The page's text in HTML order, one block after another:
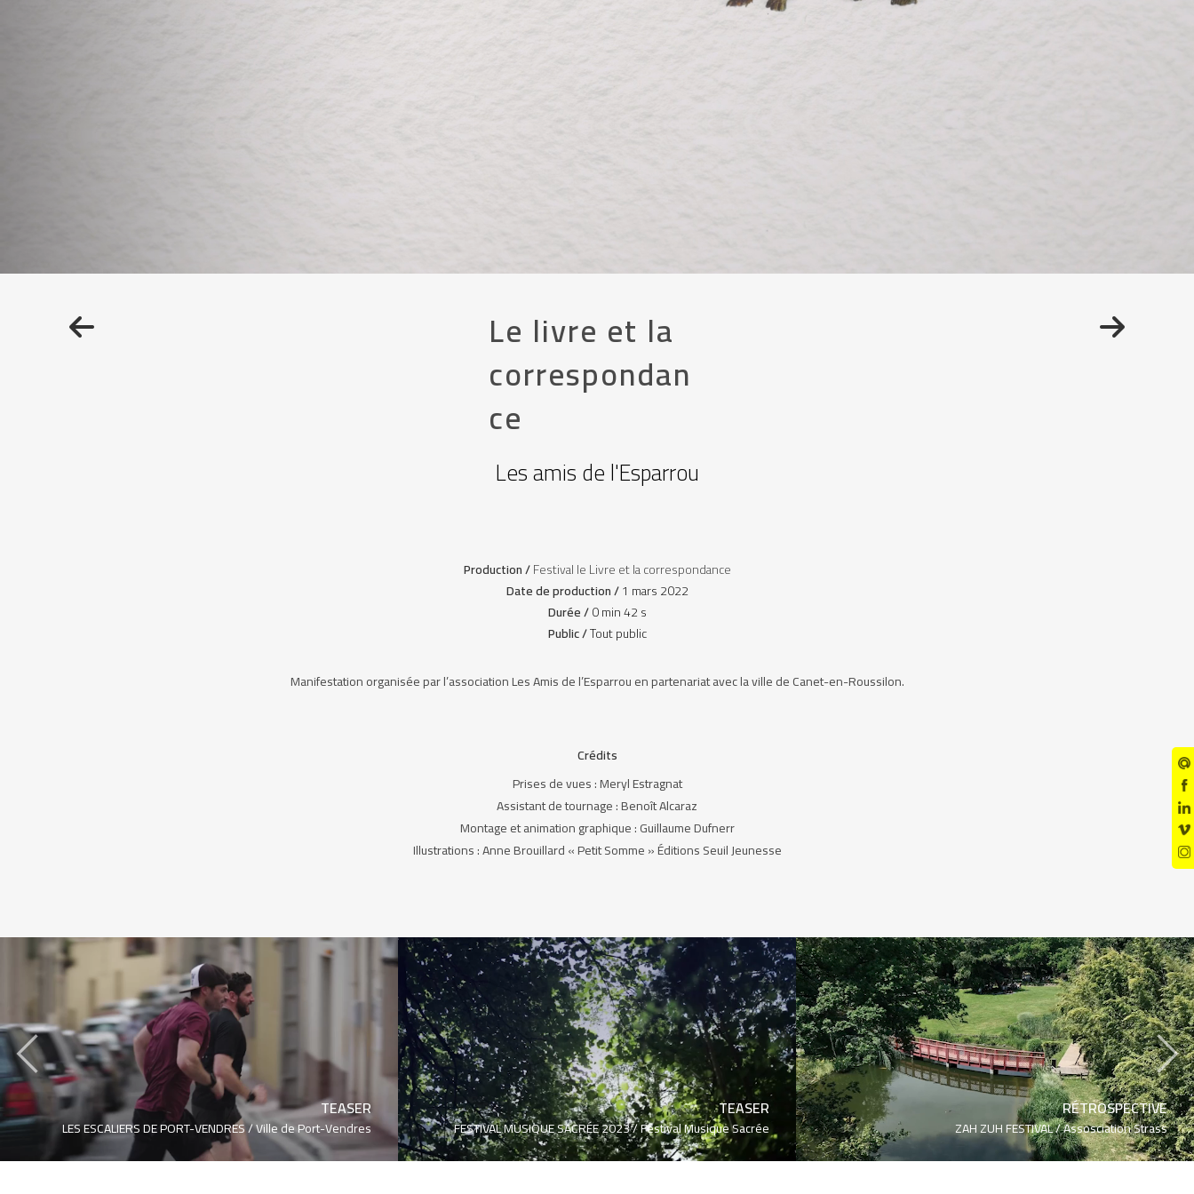
Le livre et la
correspondan
ce
Les amis de l'Esparrou
Production /Festival le Livre et la correspondance
Date de production /1 mars 2022
Durée /0 min 42 s
Public /Tout public
Manifestation organisée par l’association Les Amis de l’Esparrou en partenariat avec la ville de Canet-en-Roussilon.
Crédits
Prises de vues : Meryl Estragnat
Assistant de tournage : Benoît Alcaraz
Montage et animation graphique : Guillaume Dufnerr
Illustrations : Anne Brouillard « Petit Somme » Éditions Seuil Jeunesse
TEASER
LES ESCALIERS DE PORT-VENDRES /Ville de Port-Vendres
TEASER
FESTIVAL MUSIQUE SACRÉE 2023 /Festival Musique Sacrée
RÉTROSPECTIVE
ZAH ZUH FESTIVAL /Assosciation Strass
‹ ›